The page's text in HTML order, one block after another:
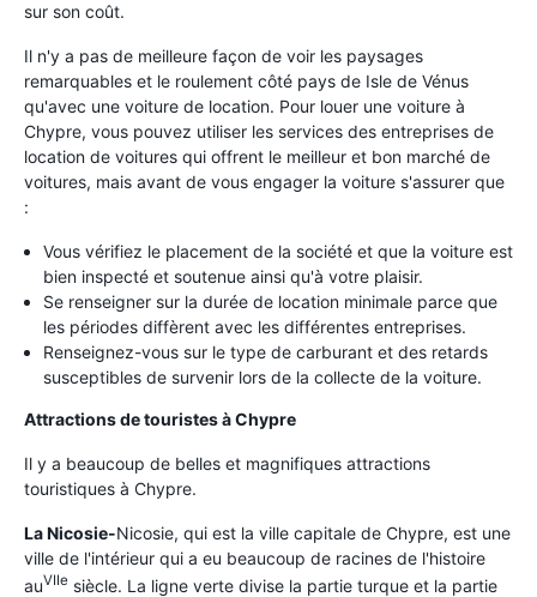
sur son coût.
Il n'y a pas de meilleure façon de voir les paysages
remarquables et le roulement côté pays de Isle de Vénus
qu'avec une voiture de location. Pour louer une voiture à
Chypre, vous pouvez utiliser les services des entreprises de
location de voitures qui offrent le meilleur et bon marché de
voitures, mais avant de vous engager la voiture s'assurer que
:
Vous vérifiez le placement de la société et que la voiture est
bien inspecté et soutenue ainsi qu'à votre plaisir.
Se renseigner sur la durée de location minimale parce que
les périodes diffèrent avec les différentes entreprises.
Renseignez-vous sur le type de carburant et des retards
susceptibles de survenir lors de la collecte de la voiture.
Attractions de touristes à Chypre
Il y a beaucoup de belles et magnifiques attractions
touristiques à Chypre.
La Nicosie-Nicosie, qui est la ville capitale de Chypre, est une
ville de l'intérieur qui a eu beaucoup de racines de l'histoire
auVIIe siècle. La ligne verte divise la partie turque et la partie